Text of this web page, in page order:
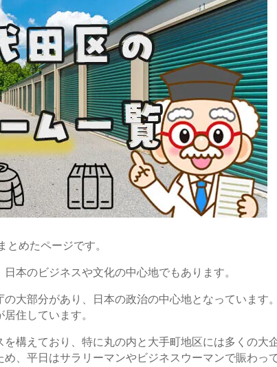
めたページです。
本のビジネスや文化の中心地でもあります。
大部分があり、日本の政治の中心地となっています
住しています。
構えており、特に丸の内と大手町地区には多くの大
、平日はサラリーマンやビジネスウーマンで賑わっ